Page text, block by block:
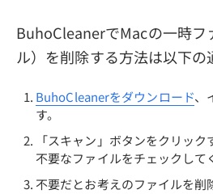
BuhoCleanerでMacの一時
ル）を削除する方法は以下の
BuhoCleanerをダウンロード、
す。
「スキャン」ボタンをクリッ
不要なファイルをチェックして
不要だとお考えのファイルを削